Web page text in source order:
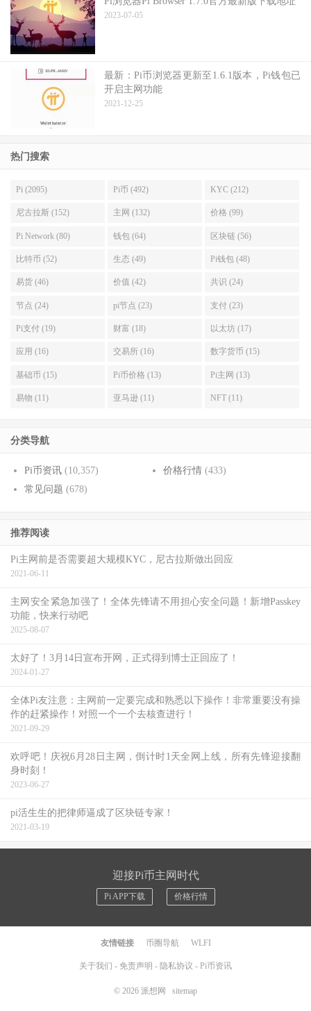
2023-07-05
最新：Pi币浏览器更新至1.6.1版本，Pi钱包已
开启主网功能
2021-12-25
热门搜索
Pi (2095) Pi币 (492) KYC (212)
尼古拉斯 (152) 主网 (132) 价格 (99)
Pi Network (80) 钱包 (64) 区块链 (56)
比特币 (52) 生态 (49) Pi钱包 (48)
易货 (46) 价值 (42) 共识 (24)
节点 (24) pi节点 (23) 支付 (23)
Pi支付 (19) 财富 (18) 以太坊 (17)
应用 (16) 交易所 (16) 数字货币 (15)
基础币 (15) Pi币价格 (13) Pi主网 (13)
易物 (11) 亚马逊 (11) NFT (11)
分类导航
Pi币资讯 (10,357) 价格行情(433)
常见问题 (678)
推荐阅读
Pi主网前是否需要超大规模KYC，尼古拉斯做出回应
2021-06-11
主网安全紧急加强了！全体先锋请不用担心安全问题！新增Passkey
功能，快来行动吧
2025-08-07
太好了！3月14日宣布开网，正式得到博士正回应了！
2024-01-27
全体Pi友注意：主网前一定要完成和熟悉以下操作！非常重要没有操
作的赶紧操作！对照一个一个去核查进行！
2021-09-29
欢呼吧！庆祝6月28日主网，倒计时1天全网上线，所有先锋迎接翻
身时刻！
2023-06-27
pi活生生的把律师逼成了区块链专家！
2021-03-19
迎接Pi币主网时代
Pi APP下载 价格行情
友情链接 币圈导航 WLFI
关于我们 - 免责声明 - 隐私协议 - Pi币资讯
© 2026 派想网 sitemap